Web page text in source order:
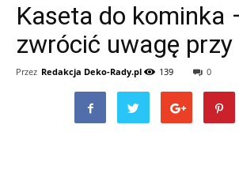
Kaseta do kominka
zwrócić uwagę przy
Przez Redakcja Deko-Rady.pl 139 0